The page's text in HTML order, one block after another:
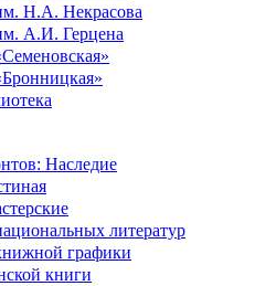
Н.А. Некрасова
А.И. Герцена
Наследие
литератур
графики
книги